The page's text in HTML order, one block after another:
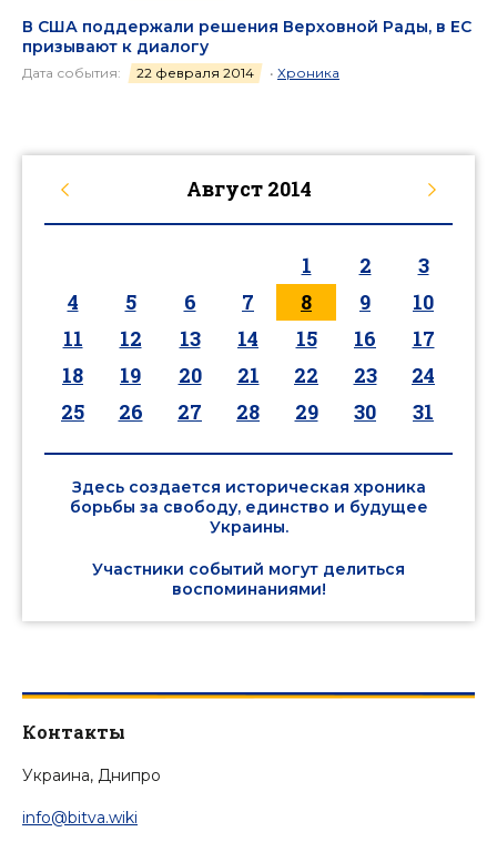
В США поддержали решения Верховной Рады, в ЕС
призывают к диалогу
Дата события: 22 февраля 2014 • Хроника
Август 2014
1 2
3
4
5 6 7 8 9
10
11
12 13 14 15 16
17
18
19 20 21 22 23
24
25
26 27 28 29 30 31
Здесь создается историческая хроника
борьбы за свободу, единство и будущее
Украины.
Участники событий могут делиться
воспоминаниями!
Контакты
Украина, Днипро
info@bitva.wiki